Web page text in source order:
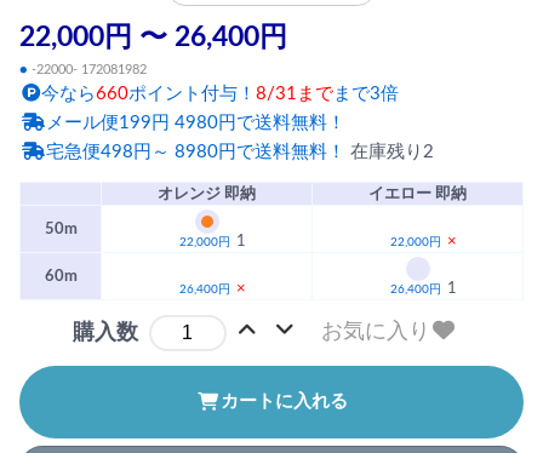
22,000円 〜 26,400円
● -22000- 172081982
今なら660ポイント付与！ 8/31まで まで3倍
メール便199円 4980円で送料無料！
宅急便498円～ 8980円で送料無料！ 在庫残り2
オレンジ 即納 イエロー 即納
50m
22,000円 1 22,000円 ×
60m
26,400円 × 26,400円 1
購入数 お気に入り
カートに入れる